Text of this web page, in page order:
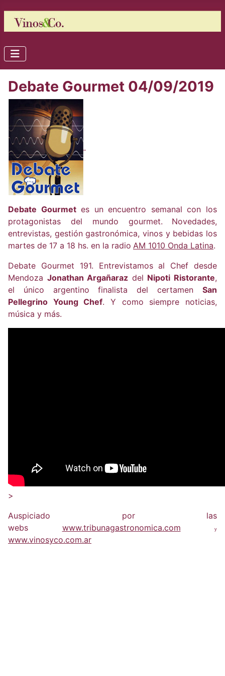
Debate Gourmet 04/09/2019
Debate Gourmetes un encuentro semanal con los
protagonistas del mundo gourmet.
Novedades,
entrevistas, gestión gastronómica, vinos y bebidas los
martes de 17 a 18 hs. en la radio AM 1010 Onda Latina.
Debate Gourmet 191. Entrevistamos al Chef desde
Mendoza Jonathan Argañaraz del Nipoti Ristorante,
el único argentino finalista del certamen San
Pellegrino Young Chef. Y como siempre noticias,
música y más.
>
Auspiciado por las
webs
www.tribunagastronomica.com y
www.vinosyco.com.ar